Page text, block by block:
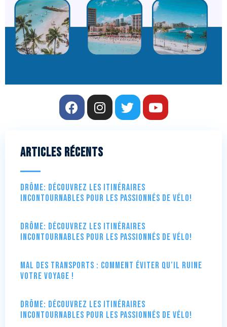
Articles récents
Drôme: Découvrez les itinéraires
incontournables pour les passionnés de vélo!
Drôme: Découvrez les itinéraires
incontournables pour les passionnés de vélo!
Mal des transports : comment éviter qu’il ruine
votre voyage !
Drôme: Découvrez les itinéraires
incontournables pour les passionnés de vélo!